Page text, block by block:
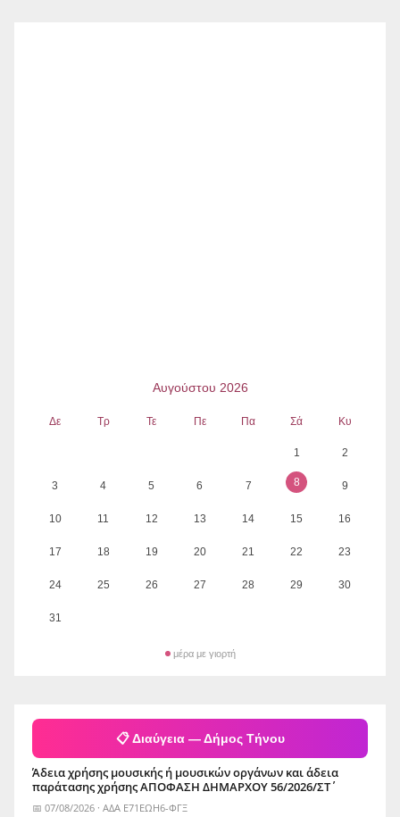
Αυγούστου 2026
Δε Τρ Τε Πε Πα Σά Κυ
1 2
3 4 5 6 7 8 9
10 11 12 13 14 15 16
17 18 19 20 21 22 23
24 25 26 27 28 29 30
31
μέρα με γιορτή
📋 Διαύγεια — Δήμος Τήνου
Άδεια χρήσης μουσικής ή μουσικών οργάνων και άδεια
παράτασης χρήσης ΑΠΟΦΑΣΗ ΔΗΜΑΡΧΟΥ 56/2026/ΣΤ΄
📅 07/08/2026 · ΑΔΑ Ε71ΕΩΗ6-ΦΓΞ